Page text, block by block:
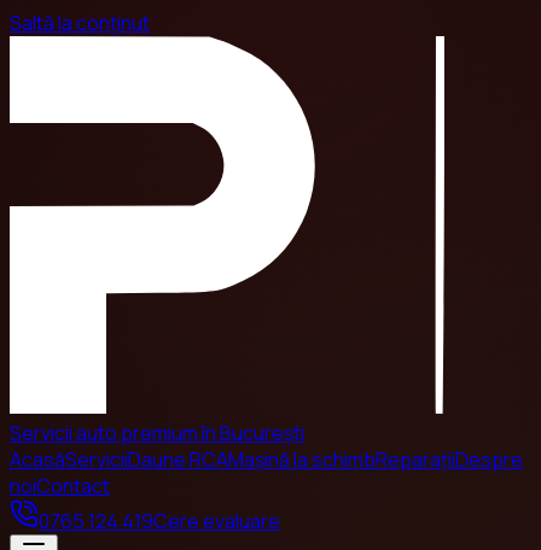
Saltă la conținut
Servicii auto premium în București
AcasăServiciiDaune RCAMașină la schimbReparațiiDespre
noiContact
0765 124 419Cere evaluare